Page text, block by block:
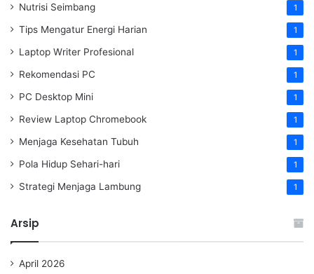
Nutrisi Seimbang 1
Tips Mengatur Energi Harian 1
Laptop Writer Profesional 1
Rekomendasi PC 1
PC Desktop Mini 1
Review Laptop Chromebook 1
Menjaga Kesehatan Tubuh 1
Pola Hidup Sehari-hari 1
Strategi Menjaga Lambung 1
Arsip
April 2026